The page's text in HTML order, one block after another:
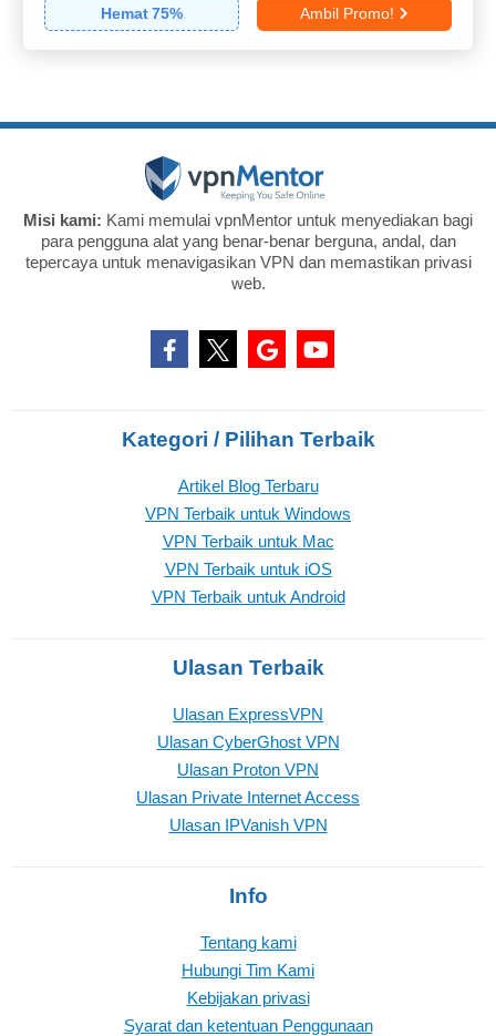
Hemat75% Ambil Promo!
Misi kami: Kami memulai vpnMentor untuk menyediakan bagi
para pengguna alat yang benar-benar berguna, andal, dan
tepercaya untuk menavigasikan VPN dan memastikan privasi
web.
Kategori / Pilihan Terbaik
Artikel Blog Terbaru
VPN Terbaik untuk Windows
VPN Terbaik untuk Mac
VPN Terbaik untuk iOS
VPN Terbaik untuk Android
Ulasan Terbaik
Ulasan ExpressVPN
Ulasan CyberGhost VPN
Ulasan Proton VPN
Ulasan Private Internet Access
Ulasan IPVanish VPN
Info
Tentang kami
Hubungi Tim Kami
Kebijakan privasi
Syarat dan ketentuan Penggunaan